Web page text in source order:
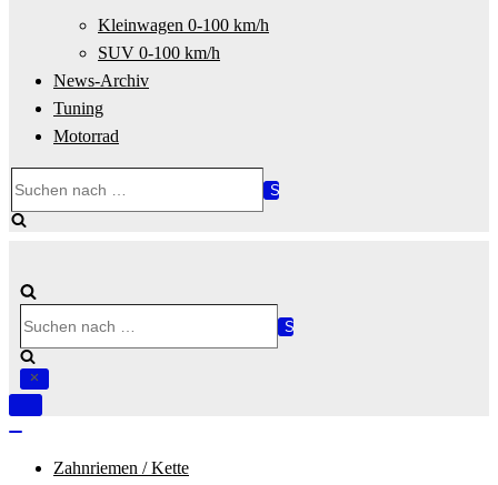
Kleinwagen 0-100 km/h
SUV 0-100 km/h
News-Archiv
Tuning
Motorrad
nach …
nach …
Navigation
Zahnriemen / Kette